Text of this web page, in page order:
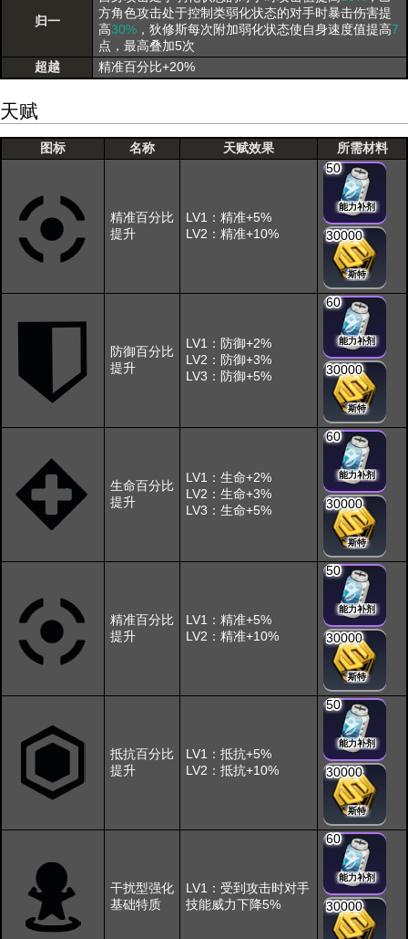
归一
方角色攻击处于控制类弱化状态的对手时暴击伤害提
高30%，狄修斯每次附加弱化状态使自身速度值提高7
点，最高叠加5次
超越
精准百分比+20%
天赋
图标 名称 天赋效果 所需材料
精准百分比
提升
LV1：精准+5%
LV2：精准+10%
50
能力补剂
30000
斯特
防御百分比
提升
LV1：防御+2%
LV2：防御+3%
LV3：防御+5%
60
能力补剂
30000
斯特
生命百分比
提升
LV1：生命+2%
LV2：生命+3%
LV3：生命+5%
60
能力补剂
30000
斯特
精准百分比
提升
LV1：精准+5%
LV2：精准+10%
50
能力补剂
30000
斯特
抵抗百分比
提升
LV1：抵抗+5%
LV2：抵抗+10%
50
能力补剂
30000
斯特
干扰型强化
基础特质
LV1：受到攻击时对手
技能威力下降5%
60
能力补剂
30000